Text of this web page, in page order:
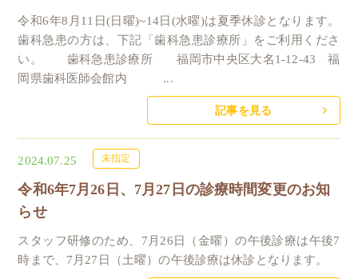
令和6年8月11日(日曜)~14日(水曜)は夏季休診となります。
歯科急患の方は、下記「歯科急患診療所」をご利用くださ
い。 歯科急患診療所 福岡市中央区大名1-12-43 福
岡県歯科医師会館内 ...
記事を見る
2024.07.25 未指定
令和6年7月26日、7月27日の診療時間変更のお知
らせ
スタッフ研修のため、7月26日（金曜）の午後診療は午後7
時まで、7月27日（土曜）の午後診療は休診となります。